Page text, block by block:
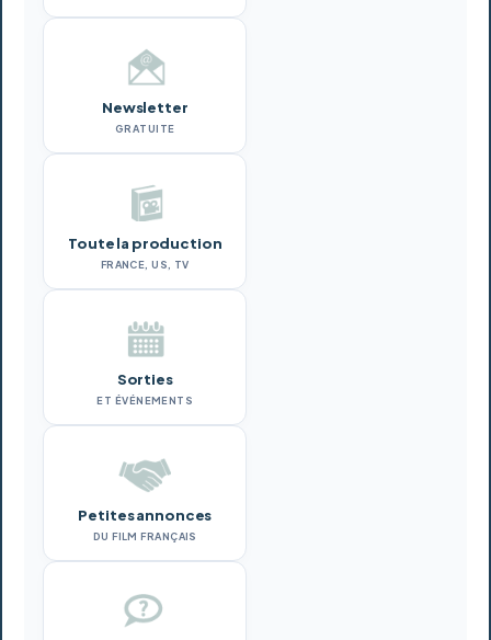
Newsletter
GRATUITE
Toute la production
FRANCE, US, TV
Sorties
ET ÉVÉNEMENTS
Petites annonces
DU FILM FRANÇAIS